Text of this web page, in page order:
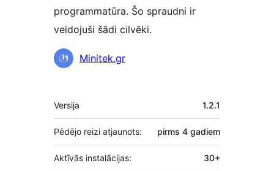
programmatūra. Šo spraudni ir
veidojuši šādi cilvēki.
Līdzdalībnieki
Minitek.gr
Meta
Versija 1.2.1
Pēdējo reizi atjaunots: pirms 4 gadiem
Aktīvās instalācijas: 30+